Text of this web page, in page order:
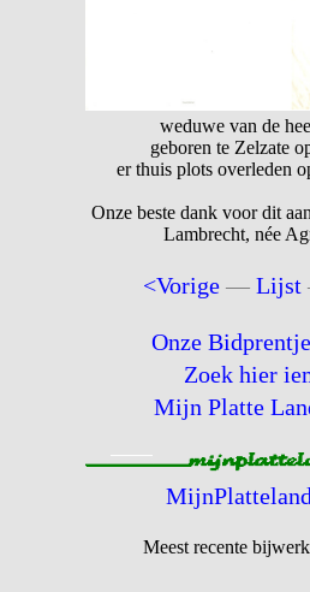
weduwe van de
geboren te Zelzate
er thuis plots overleden
Onze beste dank voor dit
Lambrecht, née
<Vorige —Lijst
Onze
Zoek hier
Mijn Platte
Meest recente